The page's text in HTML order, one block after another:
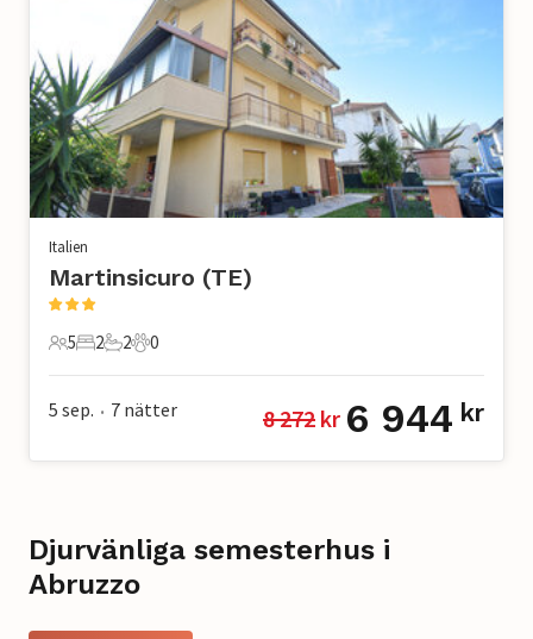
Italien
Martinsicuro (TE)
5 Gäster
5
2 Sovrum
2
2 Badrum
2
0 Husdjur
0
5 sep. • 7 nätter 8 272 kr 6 944 kr
Djurvänliga semesterhus i
Abruzzo